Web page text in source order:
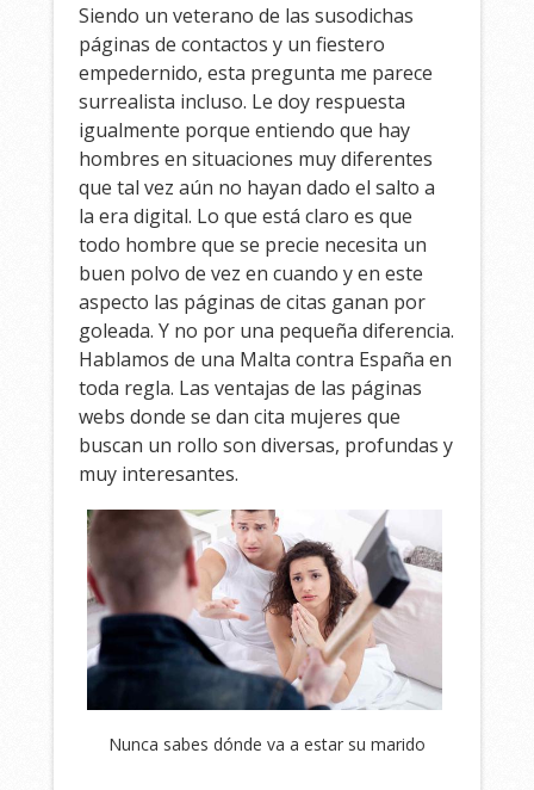
Siendo un veterano de las susodichas
páginas de contactos y un fiestero
empedernido, esta pregunta me parece
surrealista incluso. Le doy respuesta
igualmente porque entiendo que hay
hombres en situaciones muy diferentes
que tal vez aún no hayan dado el salto a
la era digital. Lo que está claro es que
todo hombre que se precie necesita un
buen polvo de vez en cuando y en este
aspecto las páginas de citas ganan por
goleada. Y no por una pequeña diferencia.
Hablamos de una Malta contra España en
toda regla. Las ventajas de las páginas
webs donde se dan cita mujeres que
buscan un rollo son diversas, profundas y
muy interesantes.
Nunca sabes dónde va a estar su marido